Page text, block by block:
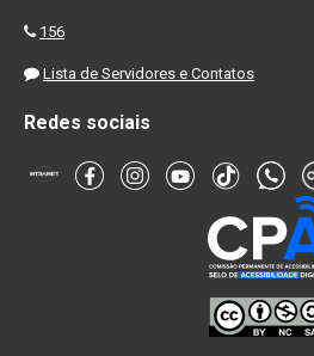
156
Lista de Servidores e Contatos
Redes sociais